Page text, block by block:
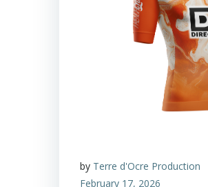
by Terre d'Ocre Production
February 17, 2026